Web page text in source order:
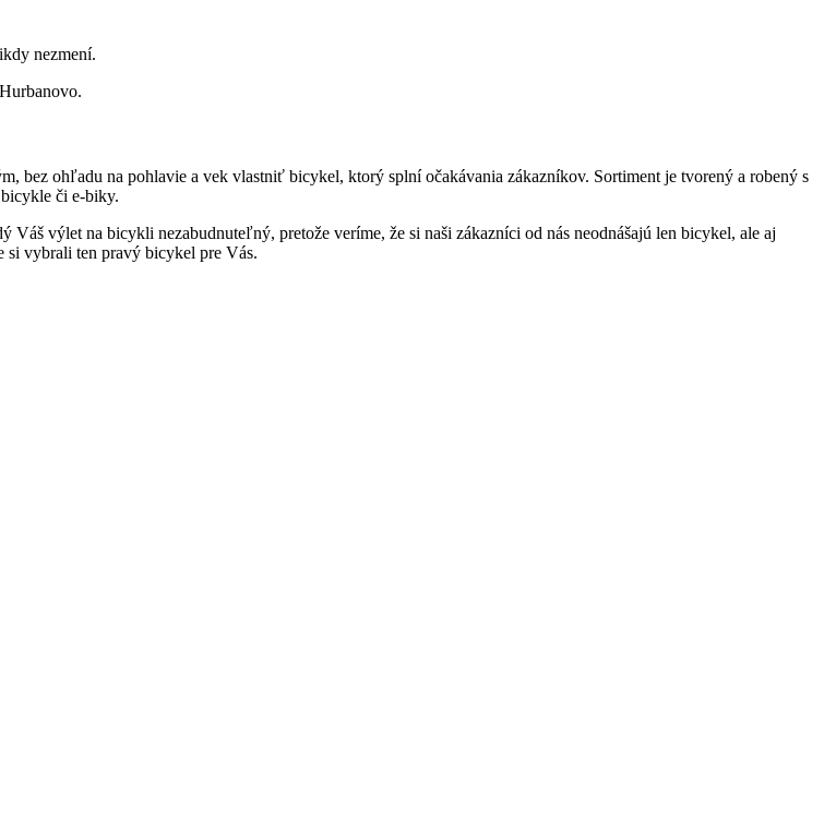
nezmení.
bez ohľadu na pohlavie a vek vlastniť bicykel, ktorý splní očakávania zákazníkov. Sortiment je tvorený a robený s
či e-biky.
výlet na bicykli nezabudnuteľný, pretože veríme, že si naši zákazníci od nás neodnášajú len bicykel, ale aj
si vybrali ten pravý bicykel pre Vás.